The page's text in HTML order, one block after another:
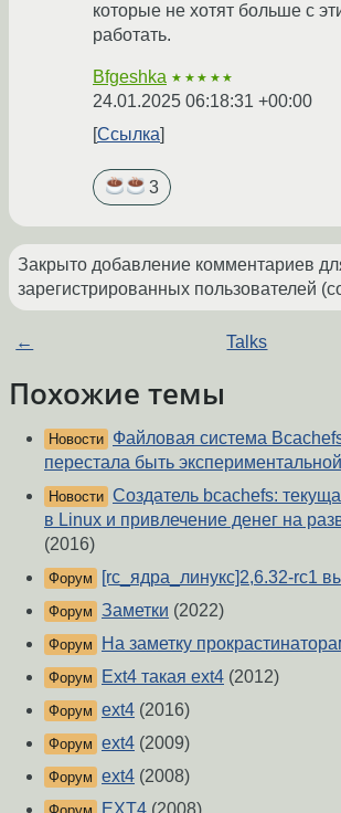
которые не хотят больше с
работать.
Bfgeshka ★★★★★
24.01.2025 06:18:31 +00:00
Ссылка
3
Закрыто добавление комментариев
зарегистрированных пользователей
← Talks
Похожие темы
Новости Файловая система
перестала быть экспериментальной
Новости Создатель bcachefs:
в Linux и привлечение денег на
(2016)
Форум [rc_ядра_линукс]2,6.32-rc1
Форум Заметки (2022)
Форум На заметку
Форум Ext4 такая ext4 (2012)
Форум ext4 (2016)
Форум ext4 (2009)
Форум ext4 (2008)
EXT4 (2008)